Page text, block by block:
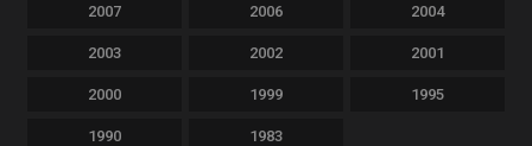
2007 2006 2004
2003 2002 2001
2000 1999 1995
1990 1983